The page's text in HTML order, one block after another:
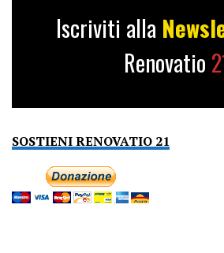
Iscriviti alla
Renovatio
SOSTIENI RENOVATIO 21